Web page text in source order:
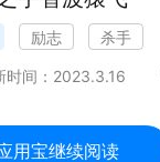
励志 杀手
时间： 2023.3.16
用宝继续阅读